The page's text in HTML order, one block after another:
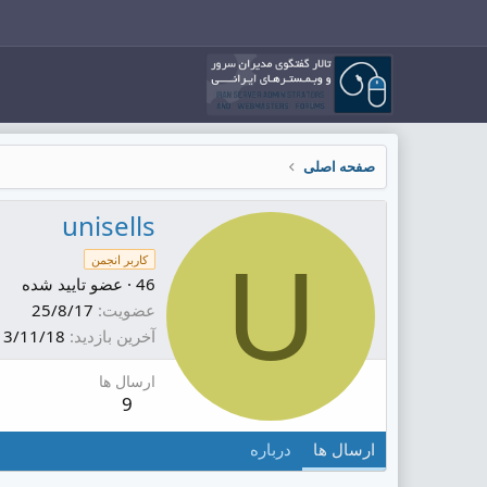
صفحه اصلی
U
unisells
کاربر انجمن
عضو تایید شده · 46
عضویت 25/8/17
آخرین بازدید 3/11/18
ارسال ها
9
ارسال ها درباره